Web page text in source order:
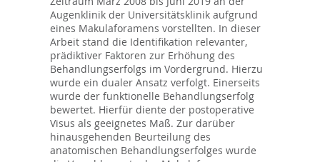
Augenklinik der Universitätsklinik aufgrund
eines Makulaforamens vorstellten. In dieser
Arbeit stand die Identifikation relevanter,
prädiktiver Faktoren zur Erhöhung des
Behandlungserfolgs im Vordergrund. Hierzu
wurde ein dualer Ansatz verfolgt. Einerseits
wurde der funktionelle Behandlungserfolg
bewertet. Hierfür diente der postoperative
Visus als geeignetes Maß. Zur darüber
hinausgehenden Beurteilung des
anatomischen Behandlungserfolges wurde